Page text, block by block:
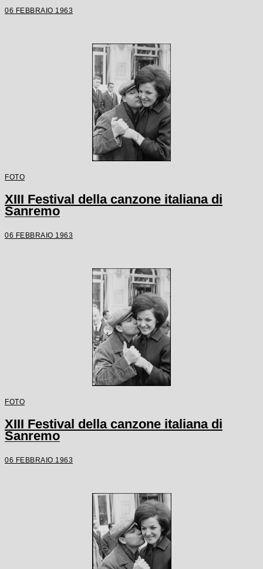
06 FEBBRAIO 1963
FOTO
XIII Festival della canzone italiana di
Sanremo
06 FEBBRAIO 1963
FOTO
XIII Festival della canzone italiana di
Sanremo
06 FEBBRAIO 1963